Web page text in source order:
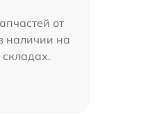
от
наличии на